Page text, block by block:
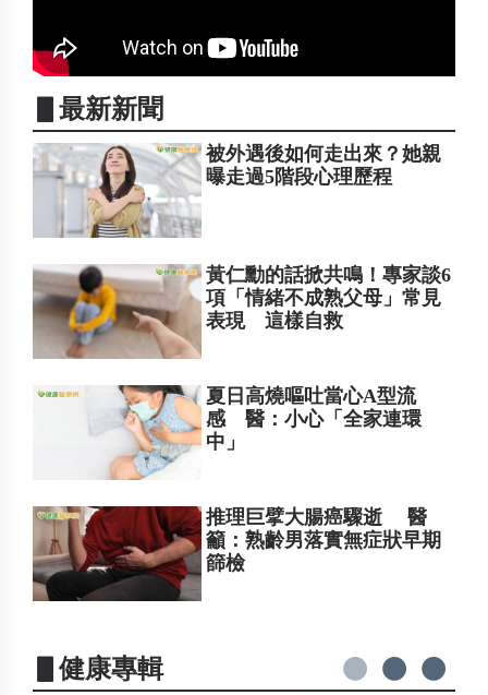
▋最新新聞
被外遇後如何走出來？她親
曝走過5階段心理歷程
黃仁勳的話掀共鳴！專家談6
項「情緒不成熟父母」常見
表現 這樣自救
夏日高燒嘔吐當心A型流
感 醫：小心「全家連環
中」
推理巨擘大腸癌驟逝 醫
籲：熟齡男落實無症狀早期
篩檢
▋健康專輯